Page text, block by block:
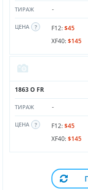
ТИРАЖ -
ЦЕНА F12:$45
XF40:$145
1863 O FR
ТИРАЖ -
ЦЕНА F12:$45
XF40:$145